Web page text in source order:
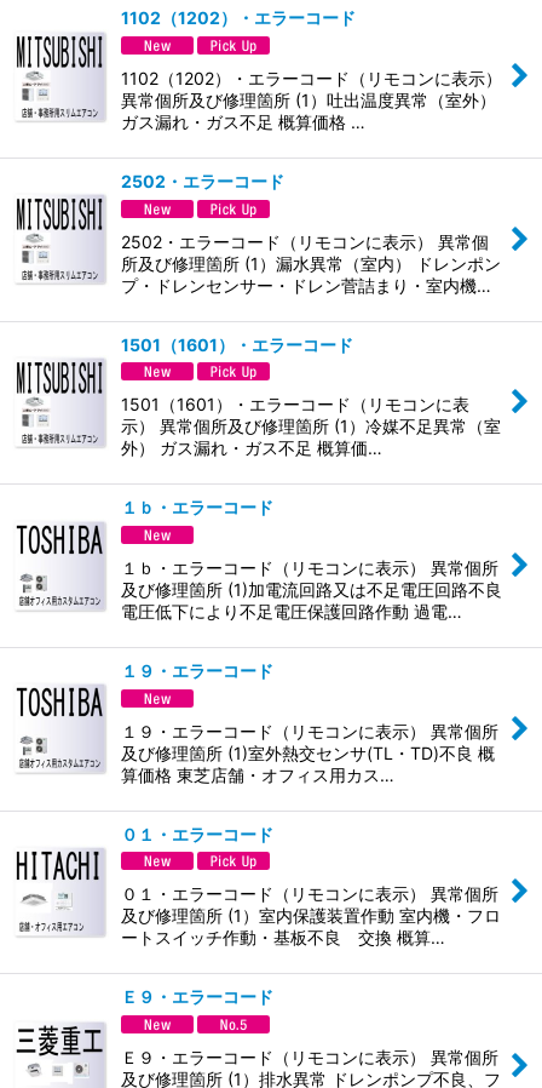
1102（1202）・エラーコード
1102（1202）・エラーコード（リモコンに表示）
異常個所及び修理箇所 (1）吐出温度異常（室外）
ガス漏れ・ガス不足 概算価格 …
2502・エラーコード
2502・エラーコード（リモコンに表示） 異常個
所及び修理箇所 (1）漏水異常（室内） ドレンポン
プ・ドレンセンサー・ドレン菅詰まり・室内機…
1501（1601）・エラーコード
1501（1601）・エラーコード（リモコンに表
示） 異常個所及び修理箇所 (1）冷媒不足異常（室
外） ガス漏れ・ガス不足 概算価…
１ｂ・エラーコード
１ｂ・エラーコード（リモコンに表示） 異常個所
及び修理箇所 (1)加電流回路又は不足電圧回路不良
電圧低下により不足電圧保護回路作動 過電…
１９・エラーコード
１９・エラーコード（リモコンに表示） 異常個所
及び修理箇所 (1)室外熱交センサ(TL・TD)不良 概
算価格 東芝店舗・オフィス用カス…
０１・エラーコード
０１・エラーコード（リモコンに表示） 異常個所
及び修理箇所 (1）室内保護装置作動 室内機・フロ
ートスイッチ作動・基板不良 交換 概算…
Ｅ９・エラーコード
Ｅ９・エラーコード（リモコンに表示） 異常個所
及び修理箇所 (1）排水異常 ドレンポンプ不良、フ